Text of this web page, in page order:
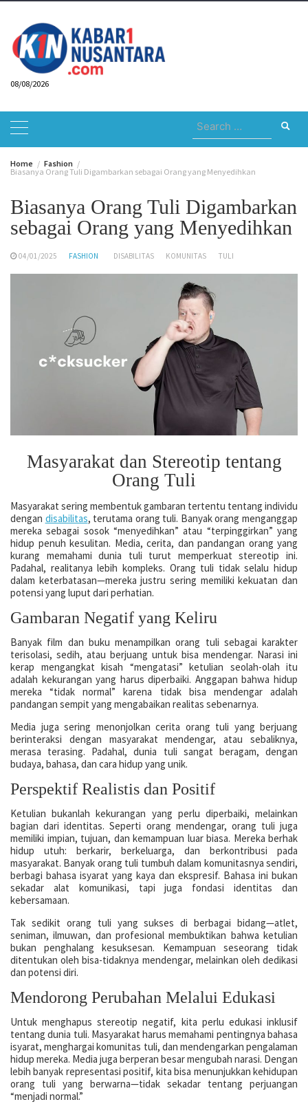
content
08/08/2026
Search
for:
Home
Fashion
Biasanya Orang Tuli Digambarkan sebagai Orang yang Menyedihkan
Biasanya Orang Tuli Digambarkan
sebagai Orang yang Menyedihkan
04/01/2025 FASHION DISABILITAS KOMUNITAS TULI
Masyarakat dan Stereotip tentang
Orang Tuli
Masyarakat sering membentuk gambaran tertentu tentang individu
dengan disabilitas, terutama orang tuli. Banyak orang menganggap
mereka sebagai sosok “menyedihkan” atau “terpinggirkan” yang
hidup penuh kesulitan. Media, cerita, dan pandangan orang yang
kurang memahami dunia tuli turut memperkuat stereotip ini.
Padahal, realitanya lebih kompleks. Orang tuli tidak selalu hidup
dalam keterbatasan—mereka justru sering memiliki kekuatan dan
potensi yang luput dari perhatian.
Gambaran Negatif yang Keliru
Banyak film dan buku menampilkan orang tuli sebagai karakter
terisolasi, sedih, atau berjuang untuk bisa mendengar. Narasi ini
kerap mengangkat kisah “mengatasi” ketulian seolah-olah itu
adalah kekurangan yang harus diperbaiki. Anggapan bahwa hidup
mereka “tidak normal” karena tidak bisa mendengar adalah
pandangan sempit yang mengabaikan realitas sebenarnya.
Media juga sering menonjolkan cerita orang tuli yang berjuang
berinteraksi dengan masyarakat mendengar, atau sebaliknya,
merasa terasing. Padahal, dunia tuli sangat beragam, dengan
budaya, bahasa, dan cara hidup yang unik.
Perspektif Realistis dan Positif
Ketulian bukanlah kekurangan yang perlu diperbaiki, melainkan
bagian dari identitas. Seperti orang mendengar, orang tuli juga
memiliki impian, tujuan, dan kemampuan luar biasa. Mereka berhak
hidup utuh: berkarir, berkeluarga, dan berkontribusi pada
masyarakat. Banyak orang tuli tumbuh dalam komunitasnya sendiri,
berbagi bahasa isyarat yang kaya dan ekspresif. Bahasa ini bukan
sekadar alat komunikasi, tapi juga fondasi identitas dan
kebersamaan.
Tak sedikit orang tuli yang sukses di berbagai bidang—atlet,
seniman, ilmuwan, dan profesional membuktikan bahwa ketulian
bukan penghalang kesuksesan. Kemampuan seseorang tidak
ditentukan oleh bisa-tidaknya mendengar, melainkan oleh dedikasi
dan potensi diri.
Mendorong Perubahan Melalui Edukasi
Untuk menghapus stereotip negatif, kita perlu edukasi inklusif
tentang dunia tuli. Masyarakat harus memahami pentingnya bahasa
isyarat, menghargai komunitas tuli, dan mendengarkan pengalaman
hidup mereka. Media juga berperan besar mengubah narasi. Dengan
lebih banyak representasi positif, kita bisa menunjukkan kehidupan
orang tuli yang berwarna—tidak sekadar tentang perjuangan
“menjadi normal.”